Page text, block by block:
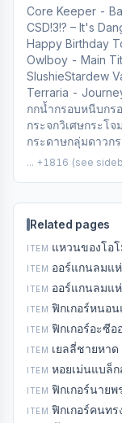
Core Keeper -
CSD!3!? – It's
Happy Birthday
Owlboy - Main
SlushieStardew
Terraria -
กกน้ำกรอบหนีบกร
กระจกวิเศษกระโจ
กระดาษกลุ่มดาวก
... +1816 (see
Related pages
ITEM แหวนของโอ
ITEM ออร์แกนลมแ
ITEM ออร์แกนลมแ
ITEM ฟิกเกอร์หนอ
ITEM ฟิกเกอร์อะซีอ
ITEM เยลลี่ชายหาด
ITEM หอยเม่นแบล็
ITEM ฟิกเกอร์นาย
ITEM ฟิกเกอร์คนทร